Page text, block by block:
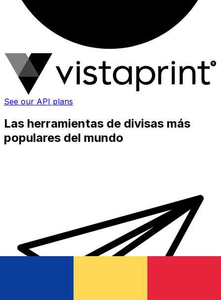
See our API plans
Las herramientas de divisas más
populares del mundo